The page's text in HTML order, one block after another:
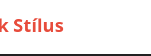
Stílus